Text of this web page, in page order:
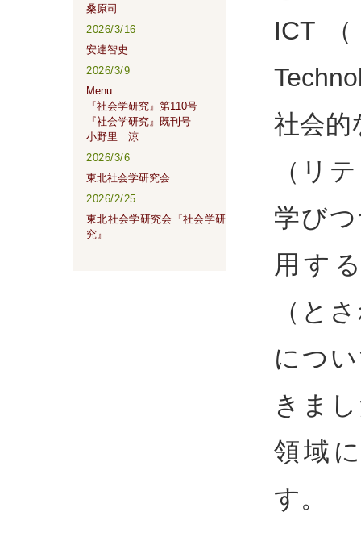
ICT（
社会的
（リ
学び
用す
（と
につ
きま
領域
す。
桑原司
2026/3/16
安達智史
2026/3/9
Menu
『社会学研究』第110号
『社会学研究』既刊号
小野里 涼
2026/3/6
東北社会学研究会
2026/2/25
東北社会学研究会『社会学研
究』